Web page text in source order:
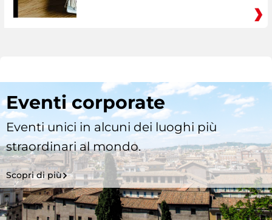
Eventi corporate
Eventi unici in alcuni dei luoghi più
straordinari al mondo.
Scopri di più